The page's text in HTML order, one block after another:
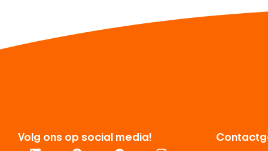
Volg ons op social media!